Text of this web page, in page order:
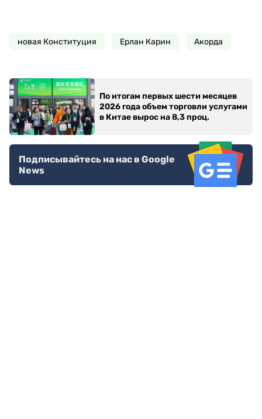
новая Конституция Ерлан Карин Акорда
По итогам первых шести месяцев
2026 года объем торговли услугами
в Китае вырос на 8,3 проц.
Подписывайтесь на нас в Google
News